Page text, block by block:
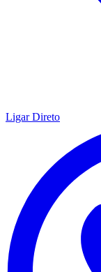
Ligar Direto